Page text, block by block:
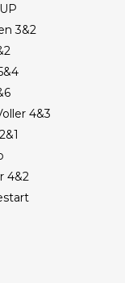
3&2
4&3
4&2